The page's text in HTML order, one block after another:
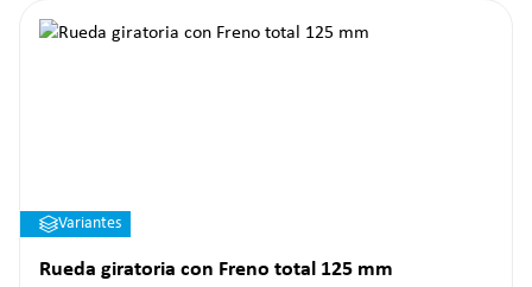
Variantes
Rueda giratoria con Freno total 125 mm